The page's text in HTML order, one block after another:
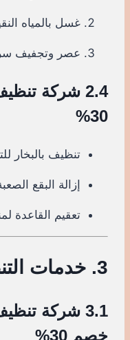
غسل بالمياه
عصر وتجفيف
2.4 شركة
30%
تنظيف بالبخار
إزالة البقع
تعقيم القاعدة
3. خدمات التنظيف المتخصصة
3.1 شركة
خصم 30%